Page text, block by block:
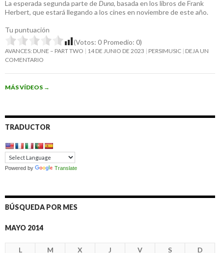
La esperada segunda parte de Duna, basada en los libros de Frank
Herbert, que estará llegando a los cines en noviembre de este año.
Tu puntuación
(Votos: 0 Promedio: 0)
AVANCES: DUNE – PART TWO 14 DE JUNIO DE 2023 PERSIMUSIC DEJA UN
COMENTARIO
MÁS VÍDEOS →
TRADUCTOR
Powered by Translate
BÚSQUEDA POR MES
MAYO 2014
L M X J V S
D